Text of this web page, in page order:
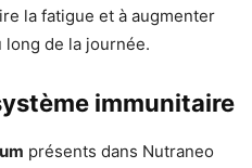
la fatigue et à augmenter
long de la journée.
immunitaire
présents dans Nutraneo